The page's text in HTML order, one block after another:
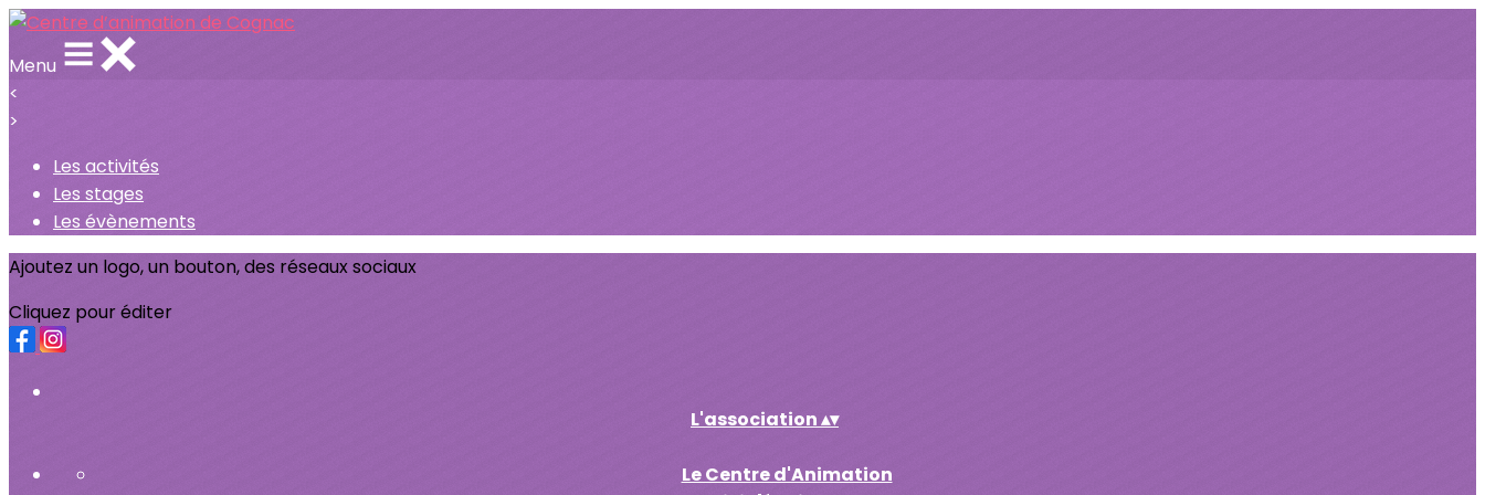
Menu
<
>
Les activités
Les stages
Les évènements
Ajoutez un logo, un bouton, des réseaux sociaux
Cliquez pour éditer
L'association▴▾
Le Centre d'Animation